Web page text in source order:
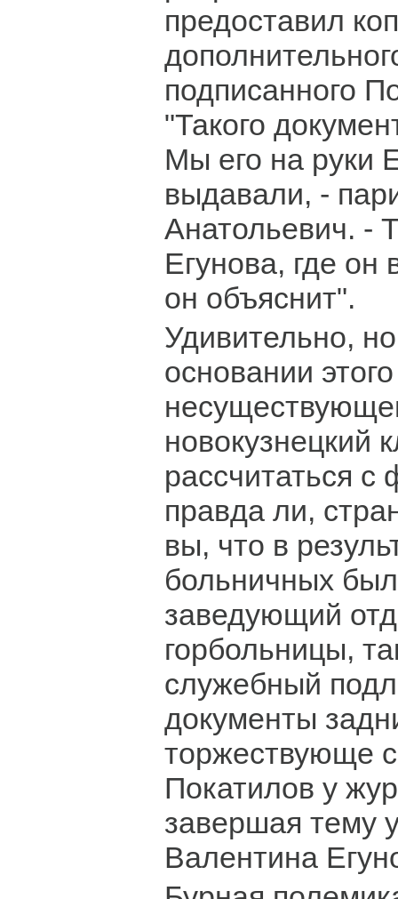
предоставил
подписанного
"Такого
Мы его на руки
выдавали, -
Анатольевич. -
Егунова, где он
он объяснит".
Удивительно,
основании
новокузнецкий
рассчитаться
правда ли,
вы, что в
больничных
заведующий
горбольницы,
служебный
документы
торжествующе
Покатилов у
завершая тему
Валентина